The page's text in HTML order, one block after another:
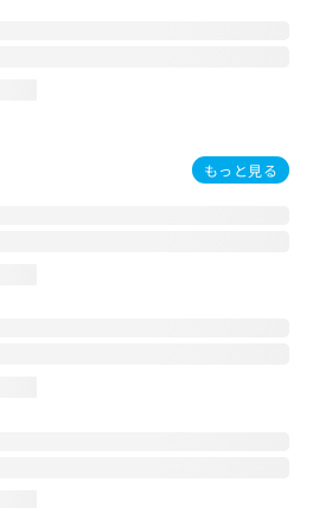
もっと見る